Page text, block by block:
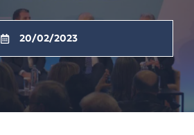
20/02/2023